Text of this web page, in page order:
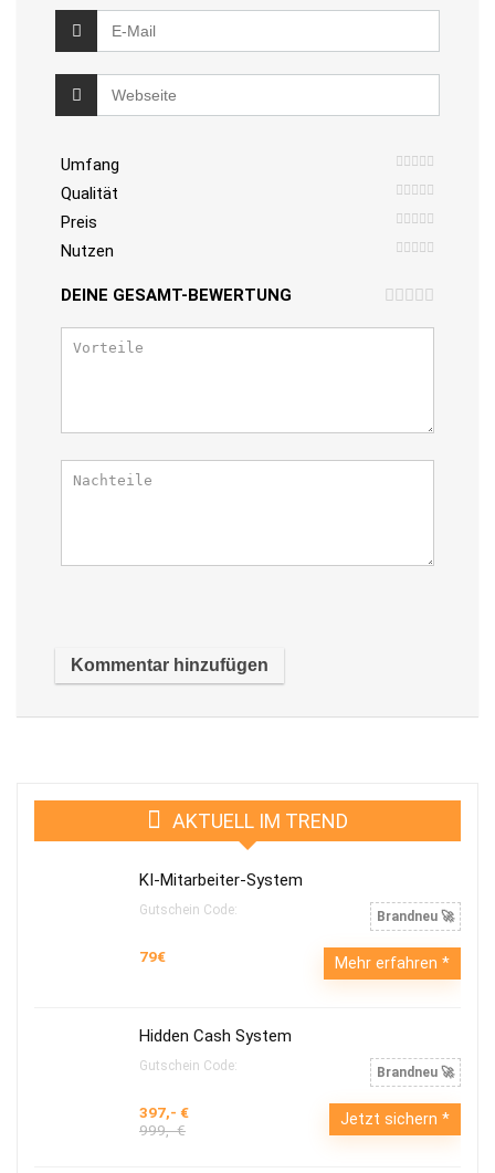
Umfang
Qualität
Preis
Nutzen
DEINE GESAMT-BEWERTUNG
AKTUELL IM TREND
KI-Mitarbeiter-System
Gutschein Code: Brandneu 🚀
79€ Mehr erfahren
Hidden Cash System
Gutschein Code: Brandneu 🚀
397,- €
999,- €
Jetzt sichern